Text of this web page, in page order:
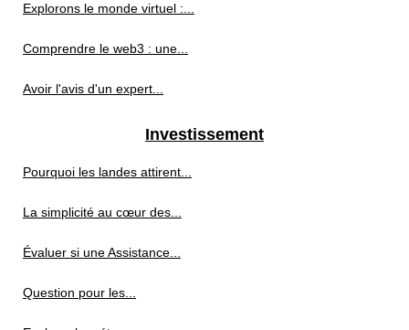
Explorons le monde virtuel :...
Comprendre le web3 : une...
Avoir l'avis d'un expert...
Investissement
Pourquoi les landes attirent...
La simplicité au cœur des...
Évaluer si une Assistance...
Question pour les...